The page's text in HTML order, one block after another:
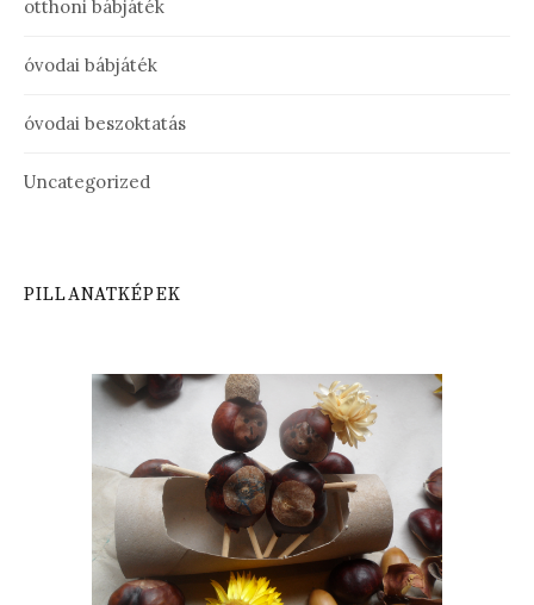
otthoni bábjáték
óvodai bábjáték
óvodai beszoktatás
Uncategorized
PILLANATKÉPEK